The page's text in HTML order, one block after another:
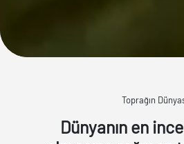
Toprağın
Dünyanın en